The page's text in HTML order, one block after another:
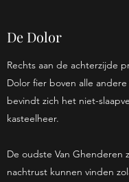
De Dolor
Rechts aan de achterzijde
Dolor fier boven alle
bevindt zich het niet-
kasteelheer.
De oudste Van Ghenderen
nachtrust kunnen vinden